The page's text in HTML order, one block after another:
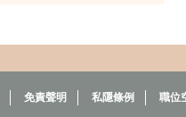
免責聲明 私隱條例 職位